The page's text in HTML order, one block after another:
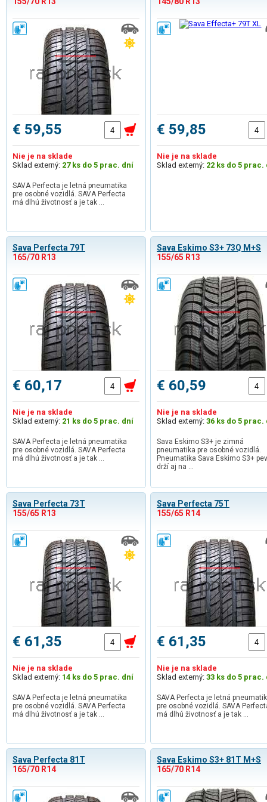
€ 59,55
Nie je na sklade
Sklad externý: 27 ks do 5 prac. dní
SAVA Perfecta je letná pneumatika
pre osobné vozidlá. SAVA Perfecta
má dlhú životnosť a je tak …
€ 59,85
Nie je na sklade
Sklad externý: 22 ks do 5 prac.
Sava Perfecta 79T
165/70 R13
€ 60,17
Nie je na sklade
Sklad externý: 21 ks do 5 prac. dní
SAVA Perfecta je letná pneumatika
pre osobné vozidlá. SAVA Perfecta
má dlhú životnosť a je tak …
Sava Eskimo S3+ 73Q M+S
155/65 R13
€ 60,59
Nie je na sklade
Sklad externý: 36 ks do 5 prac.
Sava Eskimo S3+ je zimná
pneumatika pre osobné vozidlá.
Pneumatika Sava Eskimo S3+
drží aj na …
Sava Perfecta 73T
155/65 R13
€ 61,35
Nie je na sklade
Sklad externý: 14 ks do 5 prac. dní
SAVA Perfecta je letná pneumatika
pre osobné vozidlá. SAVA Perfecta
má dlhú životnosť a je tak …
Sava Perfecta 75T
155/65 R14
€ 61,35
Nie je na sklade
Sklad externý: 33 ks do 5 prac.
SAVA Perfecta je letná
pre osobné vozidlá. SAVA
má dlhú životnosť a je tak …
Sava Perfecta 81T
165/70 R14
Sava Eskimo S3+ 81T M+S
165/70 R14